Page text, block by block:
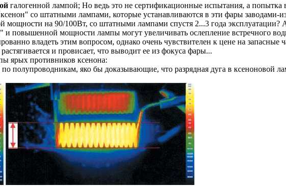
галогенной лампой; Но ведь это не сертификационные испытания, а попытка
со штатными лампами, которые устанавливаются в эти фары заводами-
на 90/100Вт, со штатными лампами спустя 2...3 года эксплуатации?
повышенной мощности лампы могут увеличивать ослепление встречного
владеть этим вопросом, однако очень чувствителен к цене на
и провисает, что выводит ее из фокуса фары...
ярых противников ксенона:
полупроводникам, яко бы доказывающие, что разрядная дуга в ксеноновой